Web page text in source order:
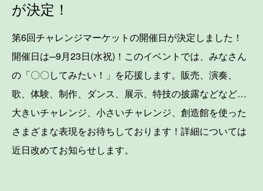
が決定！
第6回チャレンジマーケットの開催日が決定しました！
開催日は─9月23日(水祝)！このイベントでは、みなさん
の「〇〇してみたい！」を応援します。販売、演奏、
歌、体験、制作、ダンス、展示、特技の披露などなど…
大きいチャレンジ、小さいチャレンジ、創造館を使った
さまざまな表現をお待ちしております！詳細については
近日改めてお知らせします。